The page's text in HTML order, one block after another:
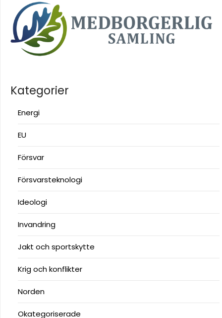
Kategorier
Energi
EU
Försvar
Försvarsteknologi
Ideologi
Invandring
Jakt och sportskytte
Krig och konflikter
Norden
Okategoriserade